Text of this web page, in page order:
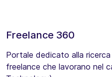
Freelance 360
Portale dedicato alla
freelance che lavorano nel